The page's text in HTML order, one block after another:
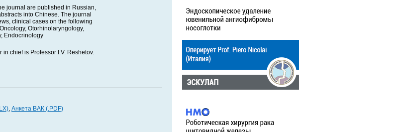
journal are published in Russian,
into Chinese. The journal
clinical cases on the following
Otorhinolaryngology,
Endocrinology
chief is Professor I.V. Reshetov.
, Анкета ВАК (.PDF)